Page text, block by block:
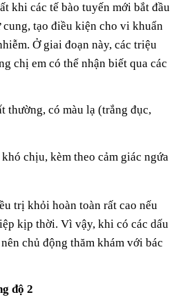
khi các tế bào tuyến mới bắt đầu
tạo điều kiện cho vi khuẩn
Ở giai đoạn này, các triệu
chị em có thể nhận biết qua các
thường, có màu lạ (trắng đục,
chịu, kèm theo cảm giác ngứa
trị khỏi hoàn toàn rất cao nếu
kịp thời. Vì vậy, khi có các dấu
chủ động thăm khám với bác
độ 2